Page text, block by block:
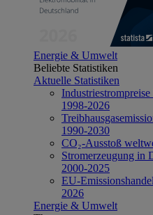
Energie & Umwelt
Beliebte Statistiken
Aktuelle Statistiken
1998-2026
1990-2030
CO₂-Ausstoß
Stromerzeugung in
2000-2025
EU-
2026
Energie & Umwelt